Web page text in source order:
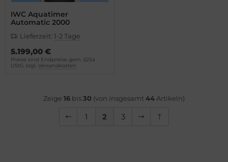
IWC Aquatimer
Automatic 2000
Lieferzeit: 1-2 Tage
5.199,00 €
Preise sind Endpreise gem. §25a
UStG zzgl. Versandkosten
Zeige 16 bis30 (von insgesamt 44 Artikeln)
1 2 3